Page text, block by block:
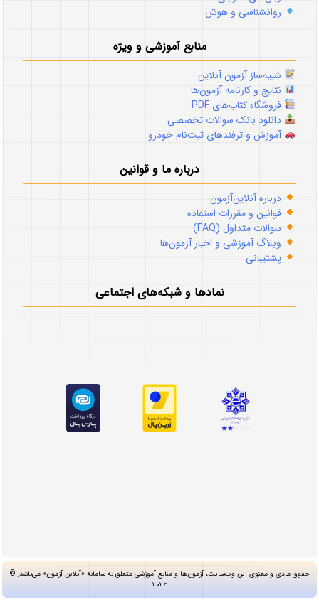
روانشناسی و هوش
منابع آموزشی و ویژه
شبیه‌ساز آزمون آنلاین
نتایج و کارنامه آزمون‌ها
فروشگاه کتاب‌های PDF
دانلود بانک سوالات تخصصی
آموزش و ترفندهای ثبت‌نام خودرو
درباره ما و قوانین
درباره آنلاین‌آزمون
قوانین و مقررات استفاده
سوالات متداول (FAQ)
وبلاگ آموزشی و اخبار آزمون‌ها
پشتیبانی
نمادها و شبکه‌های اجتماعی
حقوق مادی و معنوی این وب‌سایت، آزمون‌ها و منابع آموزشی متعلق به سامانه «آنلاین آزمون» می‌باشد. ©
۲۰۲۶